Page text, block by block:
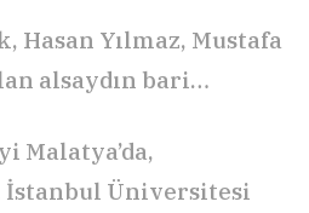
Hasan Yılmaz, Mustafa
alsaydın bari…
Malatya’da,
Üniversitesi